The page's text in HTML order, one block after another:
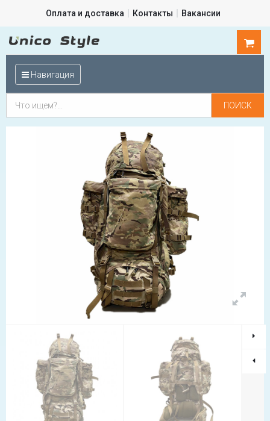
Оплата и доставка Контакты Вакансии
Навигация